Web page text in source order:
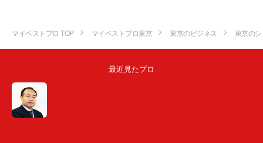
マイベストプロ TOP マイベストプロ東京 東京のビジネス 東京の
最近見たプロ